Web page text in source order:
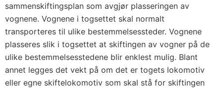
sammenskiftingsplan som avgjør plasseringen av
vognene. Vognene i togsettet skal normalt
transporteres til ulike bestemmelsessteder. Vognene
plasseres slik i togsettet at skiftingen av vogner på de
ulike bestemmelsesstedene blir enklest mulig. Blant
annet legges det vekt på om det er togets lokomotiv
eller egne skiftelokomotiv som skal stå for skiftingen